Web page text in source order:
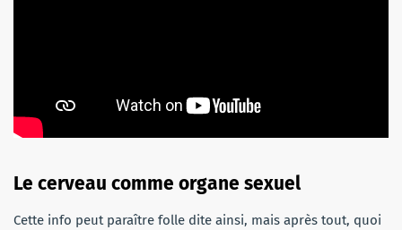
Le cerveau comme organe sexuel
Cette info peut paraître folle dite ainsi, mais après tout, quoi